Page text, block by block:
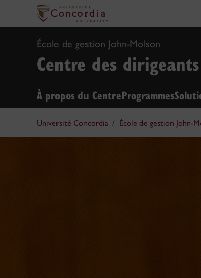
École de gestion John-Molson
Centre des
À propos du CentreProgrammes
Université Concordia École de gestion John-